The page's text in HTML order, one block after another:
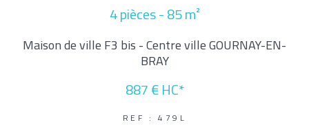
4 pièces - 85 m²
Maison de ville F3 bis - Centre ville GOURNAY-EN-
BRAY
887 € HC*
REF : 479L
FILTRER PAR
Exclusivités
RECHERCHER